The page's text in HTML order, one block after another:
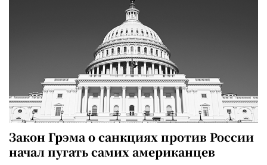
Закон Грэма о санкциях против России
начал пугать самих американцев